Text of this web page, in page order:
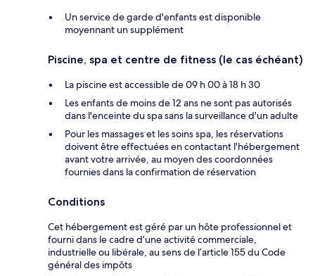
Un service de garde d'enfants est disponible
moyennant un supplément
Piscine, spa et centre de fitness (le cas échéant)
La piscine est accessible de 09 h 00 à 18 h 30
Les enfants de moins de 12 ans ne sont pas autorisés
dans l'enceinte du spa sans la surveillance d'un adulte
Pour les massages et les soins spa, les réservations
doivent être effectuées en contactant l'hébergement
avant votre arrivée, au moyen des coordonnées
fournies dans la confirmation de réservation
Conditions
Cet hébergement est géré par un hôte professionnel et
fourni dans le cadre d’une activité commerciale,
industrielle ou libérale, au sens de l’article 155 du Code
général des impôts